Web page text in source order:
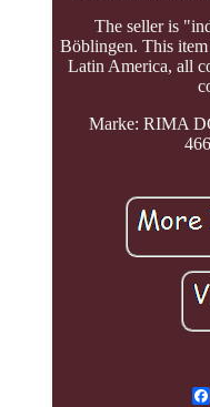
The seller is
Böblingen. This
Latin America, all
Marke: RIMA